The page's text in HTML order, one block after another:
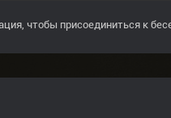
, чтобы присоединиться к